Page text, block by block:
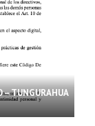
– TUNGURAHUA